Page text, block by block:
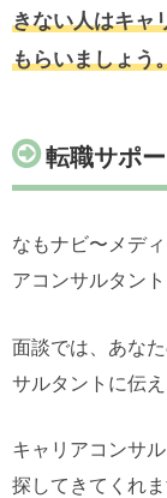
きない人はキャ
もらいましょう
転職サポ
なもナビ〜メデ
アコンサルタン
面談では、あな
サルタントに伝え
キャリアコンサ
探してきてくれま